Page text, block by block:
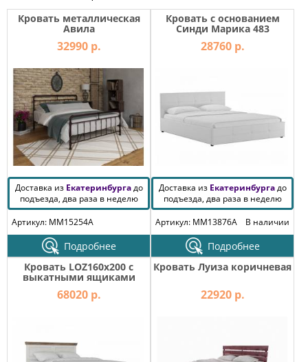
Кровать металлическая
Авила
32990 р.
Доставка из Екатеринбургадо
подъезда, два раза в неделю
Артикул: MM15254A
Подробнее
Кровать с основанием
Синди Марика 483
28760 р.
Доставка из Екатеринбургадо
подъезда, два раза в неделю
Артикул: MM13876A
В наличии
Подробнее
Кровать LOZ160х200 с
выкатными ящиками
Марсель ясень снежный
68020 р.
Кровать Луиза коричневая
22920 р.